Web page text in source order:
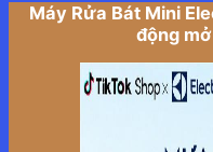
Máy Rửa Bát Mini
động